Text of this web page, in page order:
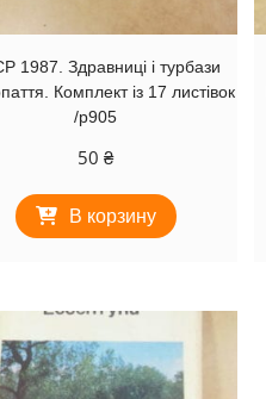
1987. Здравниці і турбази
Комплект із 17 листівок
/р905
50₴
В корзину